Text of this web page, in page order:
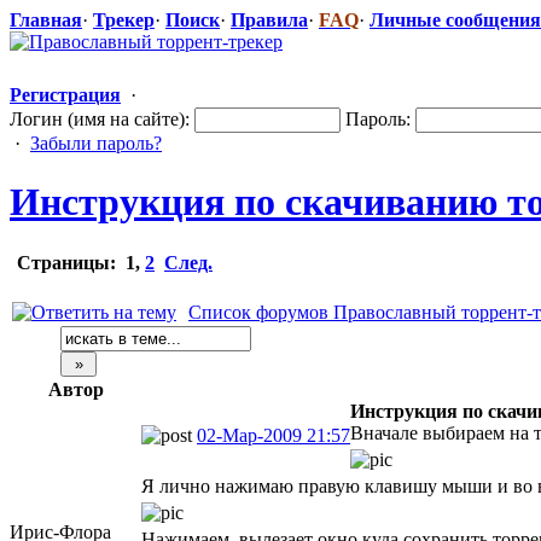
Главная· Трекер· Поиск· Правила· FAQ· Личные сообщения
Регистрация ·
Логин (имя на сайте):
Пароль:
· Забыли пароль?
Инструкция по скачиванию
Страницы: 1, 2 След.
Список форумов Православный торрент-
Автор
Ирис-Флора
02-Мар-2009 21:57
Инструкция по
Вначале выбираем на
Я лично нажимаю правую клавишу мыши и во